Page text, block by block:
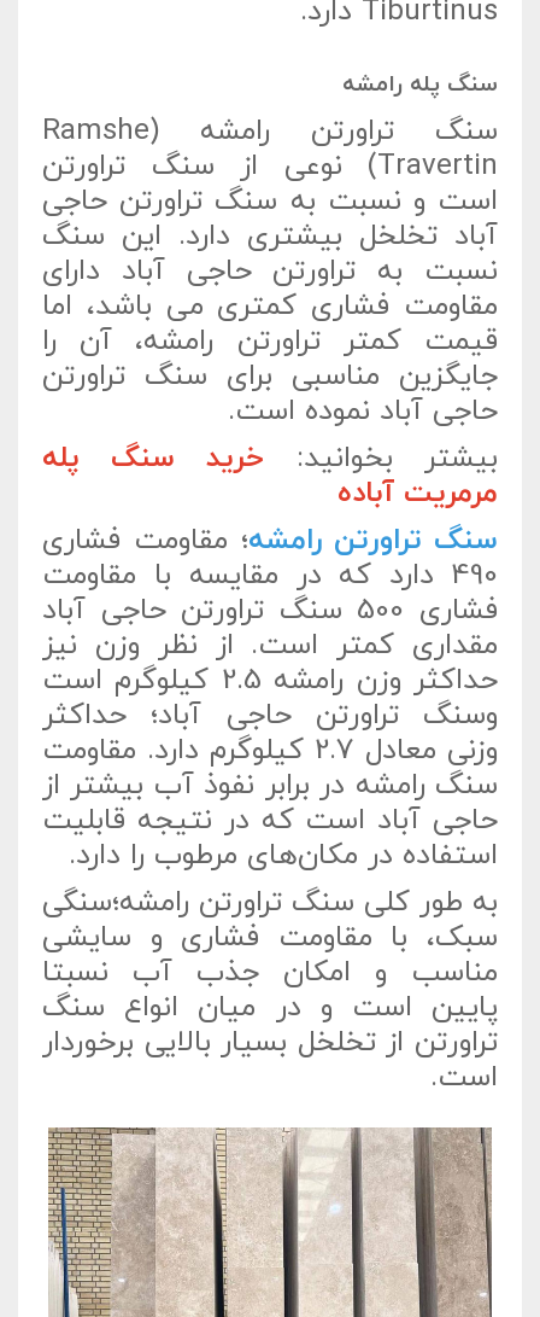
Tiburtinus دارد.
سنگ پله رامشه
سنگ تراورتن رامشه (Ramshe
Travertin) نوعی از سنگ تراورتن
است و نسبت به سنگ تراورتن حاجی
‌آباد تخلخل بیشتری دارد. این سنگ
نسبت به تراورتن حاجی آباد دارای
مقاومت فشاری کمتری می باشد، اما
قیمت کمتر تراورتن رامشه، آن را
جایگزین مناسبی برای سنگ تراورتن
حاجی آباد نموده است.
بیشتر بخوانید: خرید سنگ پله
مرمریت آباده
سنگ تراورتن رامشه؛ مقاومت فشاری
490 دارد که در مقایسه با مقاومت
فشاری 500 سنگ تراورتن حاجی آباد
مقداری کمتر است. از نظر وزن نیز
حداکثر وزن رامشه 2.5 کیلوگرم است
وسنگ تراورتن حاجی آباد؛ حداکثر
وزنی معادل 2.7 کیلوگرم دارد. مقاومت
سنگ رامشه در برابر نفوذ آب بیشتر از
حاجی آباد است که در نتیجه قابلیت
استفاده در مکان‌های مرطوب را دارد.
به طور کلی سنگ تراورتن رامشه؛سنگی
سبک، با مقاومت فشاری و سایشی
مناسب و امکان جذب آب نسبتا
پایین است و در میان انواع سنگ
تراورتن از تخلخل بسیار بالایی برخوردار
است.